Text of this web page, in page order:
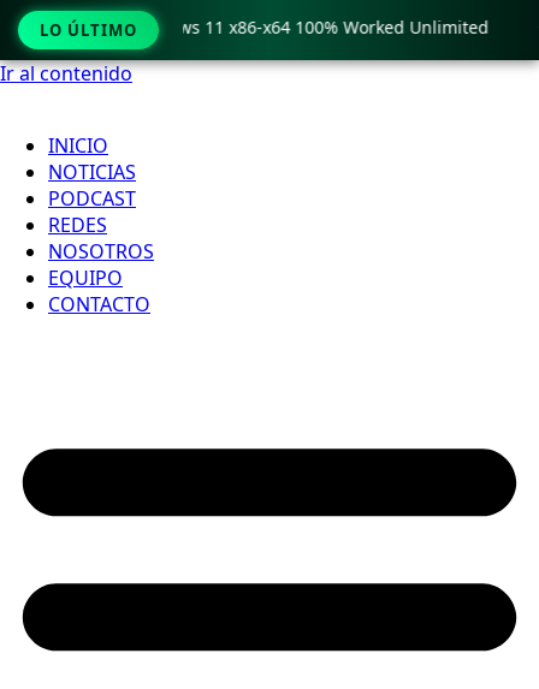
Ir al contenido
INICIO
NOTICIAS
PODCAST
REDES
NOSOTROS
EQUIPO
CONTACTO
LO ÚLTIMO
Crack only Windows 11 x86-x64 100% Worked Unlimited